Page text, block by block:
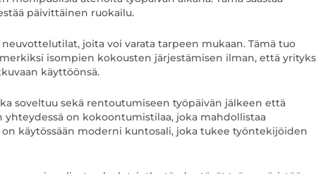
päivittäinen ruokailu.
joita voi varata tarpeen mukaan. Tämä tuo
isompien kokousten järjestämisen ilman, että
käyttöönsä.
soveltuu sekä rentoutumiseen työpäivän jälkeen että
on kokoontumistilaa, joka mahdollistaa
käytössään moderni kuntosali, joka tukee työntekijöiden